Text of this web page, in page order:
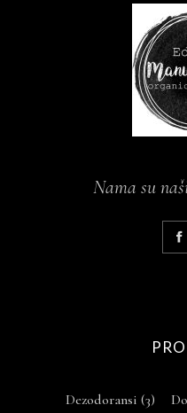
Nama su
Dezodoransi (3)